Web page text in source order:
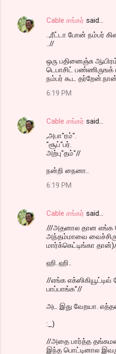
Cable சங்கர் said…
..,ரீட்டா போன் நம்பர்
..//
ஒரு பதினைஞ்சு
டெபாசிட்
நம்பர் கூட
6:19 PM
Cable சங்கர் said…
,அபா"ரம்".
"சூப்"பர்.
அற்பு"தம்"//
நன்றி நைனா..
6:19 PM
Cable சங்கர் said…
///அதனால தான
அந்தம்மாவை
மார்க்கெட்டிங்கா
ஹி..ஹி..
//எங்க
பாப்பாங்க”//
அட இது வேறயா.
:_)
//அதை பார்த்த
இந்த பொட்டினால